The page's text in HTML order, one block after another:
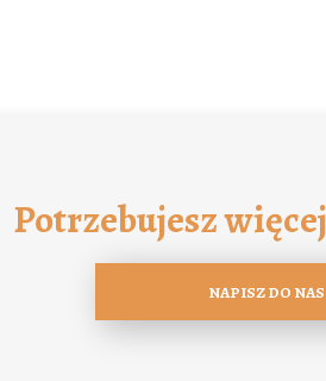
Potrzebujesz
NAPISZ DO NAS